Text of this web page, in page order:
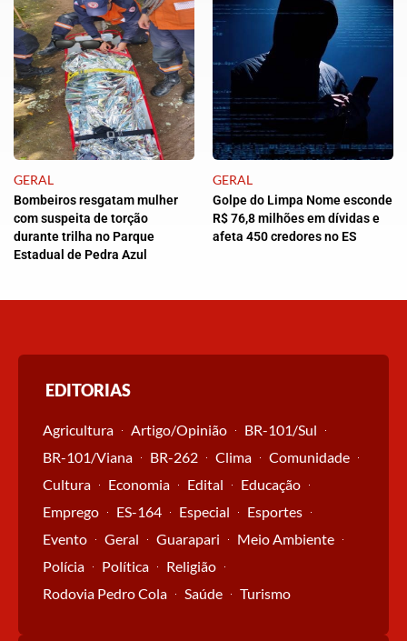
GERAL
Bombeiros resgatam mulher
com suspeita de torção
durante trilha no Parque
Estadual de Pedra Azul
GERAL
Golpe do Limpa Nome esconde
R$ 76,8 milhões em dívidas e
afeta 450 credores no ES
EDITORIAS
Agricultura Artigo/Opinião
BR-101/Sul
BR-101/Viana
BR-262 Clima
Comunidade
Cultura
Economia Edital
Educação
Emprego
ES-164 Especial
Esportes
Evento
Geral Guarapari
Meio Ambiente
Polícia
Política
Religião
Rodovia Pedro Cola
Saúde Turismo